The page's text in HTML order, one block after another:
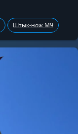
Штык-нож М9